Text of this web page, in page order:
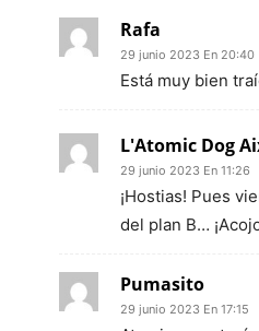
Rafa
29 junio 2023 En 20:40
Está muy bien
L'Atomic Dog
29 junio 2023 En 11:26
¡Hostias! Pues
del plan B…
Pumasito
29 junio 2023 En 17:15